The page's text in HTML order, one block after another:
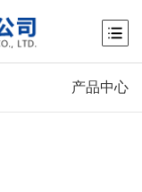
产品中心